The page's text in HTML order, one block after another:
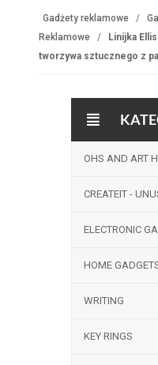
Gadżety reklamowe
Reklamowe
Linijka
tworzywa sztucznego z
OHS AND ART
CREATEIT -
ELECTRONIC
HOME
WRITING
KEY RINGS